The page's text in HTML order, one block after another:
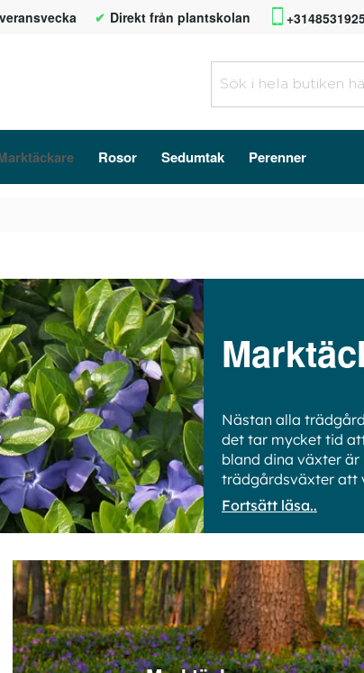
Direkt från plantskolan
Rosor Sedumtak Perenner
Nästan alla
det tar mycket tid
bland dina växter
trädgårdsväxter att
Fortsätt läsa..